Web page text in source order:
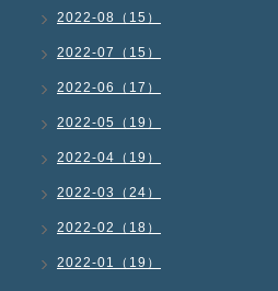
2022-08（15）
2022-07（15）
2022-06（17）
2022-05（19）
2022-04（19）
2022-03（24）
2022-02（18）
2022-01（19）